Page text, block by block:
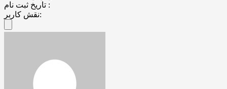
تاریخ ثبت نام :
نقش کاربر: